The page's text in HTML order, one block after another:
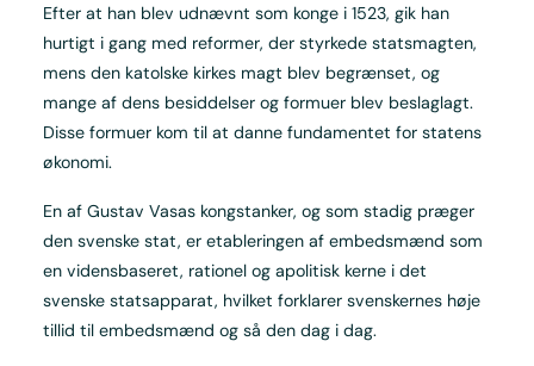
Efter at han blev udnævnt som konge i 1523, gik han
hurtigt i gang med reformer, der styrkede statsmagten,
mens den katolske kirkes magt blev begrænset, og
mange af dens besiddelser og formuer blev beslaglagt.
Disse formuer kom til at danne fundamentet for statens
økonomi.
En af Gustav Vasas kongstanker, og som stadig præger
den svenske stat, er etableringen af embedsmænd som
en vidensbaseret, rationel og apolitisk kerne i det
svenske statsapparat, hvilket forklarer svenskernes høje
tillid til embedsmænd og så den dag i dag.